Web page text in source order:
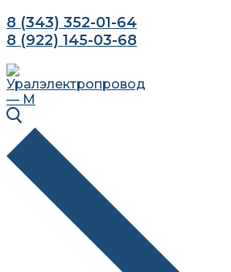
8 (343) 352-01-64
8 (922) 145-03-68